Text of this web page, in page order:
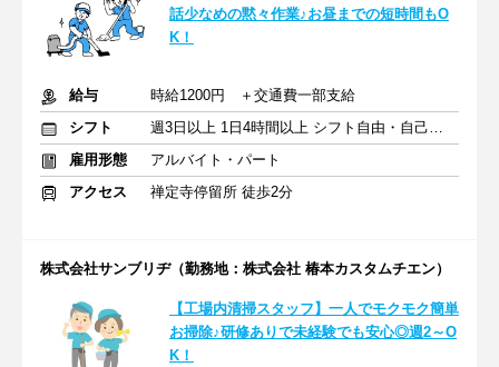
話少なめの黙々作業♪お昼までの短時間もO
K！
給与
時給1200円 ＋交通費一部支給
シフト
週3日以上 1日4時間以上 シフト自由・自己申告
雇用形態
アルバイト・パート
アクセス
禅定寺停留所 徒歩2分
株式会社サンブリヂ（勤務地：株式会社 椿本カスタムチエン）
【工場内清掃スタッフ】一人でモクモク簡単
お掃除♪研修ありで未経験でも安心◎週2～O
K！